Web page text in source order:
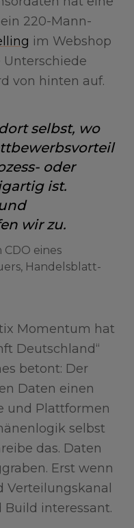
220-Mann-
im Webshop
Unterschiede
von hinten auf.
selbst, wo
oder
ist.
wir zu.
eines
Handelsblatt-
Momentum hat
Deutschland“
betont: Der
Daten einen
und Plattformen
selbst
das. Daten
Erst wenn
Verteilungskanal
interessant.